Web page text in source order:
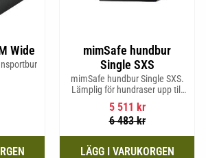
Wide
mimSafe hundbur
Single SXS
mimSafe hundbur Single SXS.
Lämplig för hundraser upp till
52 cm i mankhöjd.
5 511 kr
6 483kr